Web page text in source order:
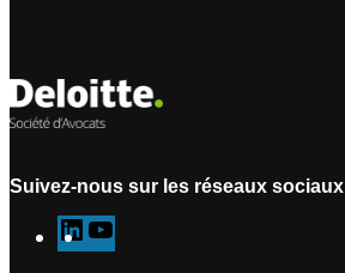
Suivez-nous sur les réseaux sociaux
L
i
o